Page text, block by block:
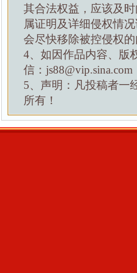
其合法权益，应该及
属证明及详细侵权情
会尽快移除被控侵权的
4、如因作品内容、版
信：js88@vip.sina.com
5、声明：凡投稿者一
所有！